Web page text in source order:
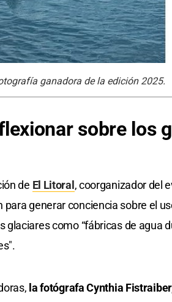
ganadora de la edición 2025.
sobre los
de El Litoral , coorganizador del
generar conciencia sobre el
como “fábricas de agua
la fotógrafa Cynthia